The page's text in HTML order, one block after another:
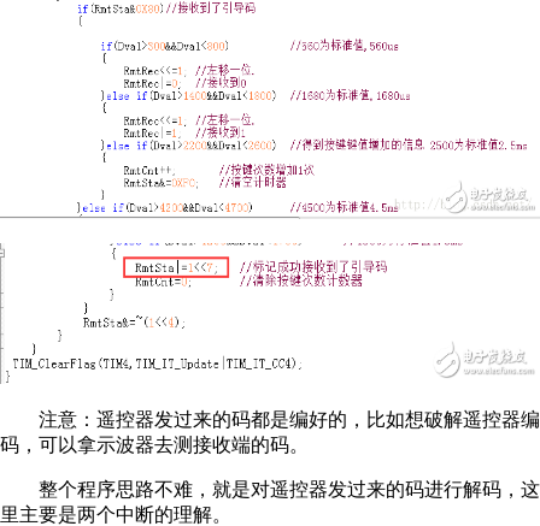
注意：遥控器发过来的码都是编好的，比如想破解遥控器编
码，可以拿示波器去测接收端的码。
整个程序思路不难，就是对遥控器发过来的码进行解码，这
里主要是两个中断的理解。